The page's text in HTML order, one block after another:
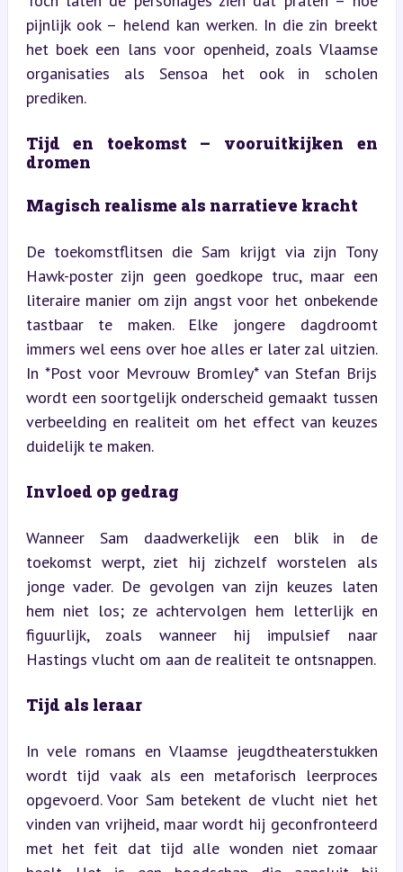
pijnlijk ook – helend kan werken. In die zin breekt
het boek een lans voor openheid, zoals Vlaamse
organisaties als Sensoa het ook in scholen
prediken.
Tijd en toekomst – vooruitkijken en
dromen
Magisch realisme als narratieve kracht
De toekomstflitsen die Sam krijgt via zijn Tony
Hawk-poster zijn geen goedkope truc, maar een
literaire manier om zijn angst voor het onbekende
tastbaar te maken. Elke jongere dagdroomt
immers wel eens over hoe alles er later zal uitzien.
In *Post voor Mevrouw Bromley* van Stefan Brijs
wordt een soortgelijk onderscheid gemaakt tussen
verbeelding en realiteit om het effect van keuzes
duidelijk te maken.
Invloed op gedrag
Wanneer Sam daadwerkelijk een blik in de
toekomst werpt, ziet hij zichzelf worstelen als
jonge vader. De gevolgen van zijn keuzes laten
hem niet los; ze achtervolgen hem letterlijk en
figuurlijk, zoals wanneer hij impulsief naar
Hastings vlucht om aan de realiteit te ontsnappen.
Tijd als leraar
In vele romans en Vlaamse jeugdtheaterstukken
wordt tijd vaak als een metaforisch leerproces
opgevoerd. Voor Sam betekent de vlucht niet het
vinden van vrijheid, maar wordt hij geconfronteerd
met het feit dat tijd alle wonden niet zomaar